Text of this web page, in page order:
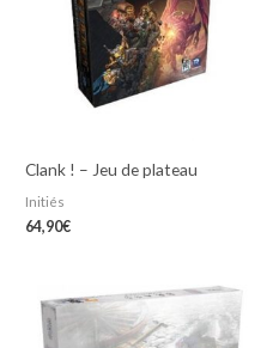
Clank ! – Jeu de plateau
Initiés
64,90€